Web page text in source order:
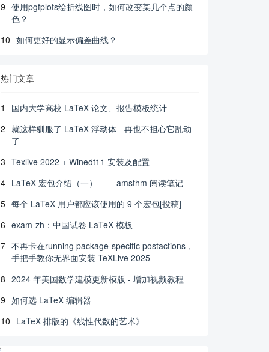
9 使用pgfplots绘折线图时，如何改变某几个点的颜
色？
10 如何更好的显示偏差曲线？
热门文章
1
国内大学高校 LaTeX 论文、报告模板统计
2 就这样驯服了 LaTeX 浮动体 - 再也不担心它乱动
了
3 Texlive 2022 + Winedt11 安装及配置
4 LaTeX 宏包介绍（一）—— amsthm 阅读笔记
5 每个 LaTeX 用户都应该使用的 9 个宏包[投稿]
6 exam-zh：中国试卷 LaTeX 模板
7 不再卡在running package-specific postactions，
手把手教你无界面安装 TeXLive 2025
8 2024 年美国数学建模更新模版 - 增加视频教程
9 如何选 LaTeX 编辑器
10 LaTeX 排版的《线性代数的艺术》